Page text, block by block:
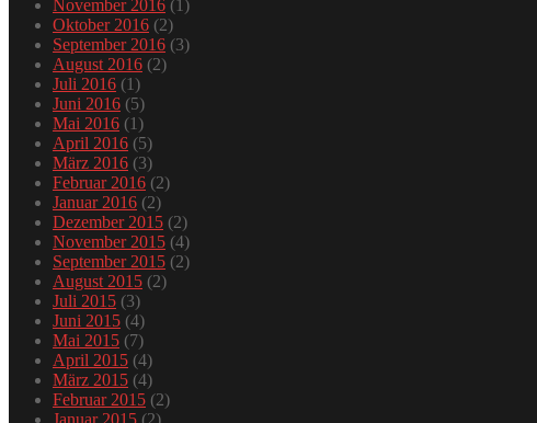
November 2016 (1)
Oktober 2016 (2)
September 2016 (3)
August 2016 (2)
Juli 2016 (1)
Juni 2016 (5)
Mai 2016 (1)
April 2016 (5)
März 2016 (3)
Februar 2016 (2)
Januar 2016 (2)
Dezember 2015 (2)
November 2015 (4)
September 2015 (2)
August 2015 (2)
Juli 2015 (3)
Juni 2015 (4)
Mai 2015 (7)
April 2015 (4)
März 2015 (4)
Februar 2015 (2)
Januar 2015 (2)